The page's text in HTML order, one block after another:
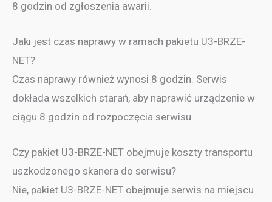
8 godzin od zgłoszenia awarii.
Jaki jest czas naprawy w ramach pakietu U3-BRZE-
NET?
Czas naprawy również wynosi 8 godzin. Serwis
dokłada wszelkich starań, aby naprawić urządzenie w
ciągu 8 godzin od rozpoczęcia serwisu.
Czy pakiet U3-BRZE-NET obejmuje koszty transportu
uszkodzonego skanera do serwisu?
Nie, pakiet U3-BRZE-NET obejmuje serwis na miejscu